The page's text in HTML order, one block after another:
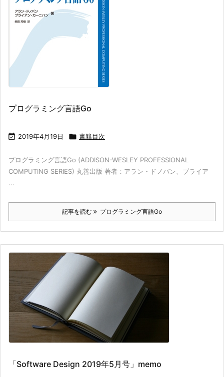
プログラミング言語Go
 2019年4月19日  書籍目次
プログラミング言語Go (ADDISON-WESLEY PROFESSIONAL
COMPUTING SERIES) 丸善出版 著者：アラン・ドノバン、ブライア
...
記事を読む プログラミング言語Go
「Software Design 2019年5月号」memo